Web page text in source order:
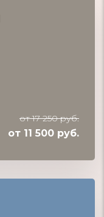
от 17 250 руб.
от 11 500 руб.